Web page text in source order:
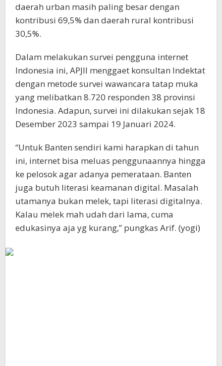
daerah urban masih paling besar dengan
kontribusi 69,5% dan daerah rural kontribusi
30,5%.
Dalam melakukan survei pengguna internet
Indonesia ini, APJII menggaet konsultan Indektat
dengan metode survei wawancara tatap muka
yang melibatkan 8.720 responden 38 provinsi
Indonesia. Adapun, survei ini dilakukan sejak 18
Desember 2023 sampai 19 Januari 2024.
“Untuk Banten sendiri kami harapkan di tahun
ini, internet bisa meluas penggunaannya hingga
ke pelosok agar adanya pemerataan. Banten
juga butuh literasi keamanan digital. Masalah
utamanya bukan melek, tapi literasi digitalnya.
Kalau melek mah udah dari lama, cuma
edukasinya aja yg kurang,” pungkas Arif. (yogi)